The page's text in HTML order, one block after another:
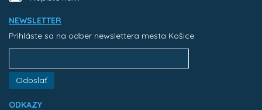
NEWSLETTER
Prihláste sa na odber newslettera mesta Košice:
Odoslať
ODKAZY